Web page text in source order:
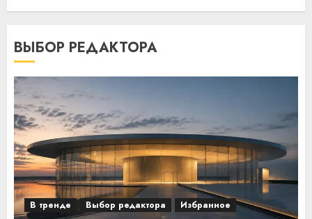
ВЫБОР РЕДАКТОРА
В тренде Выбор редактора
Избранное